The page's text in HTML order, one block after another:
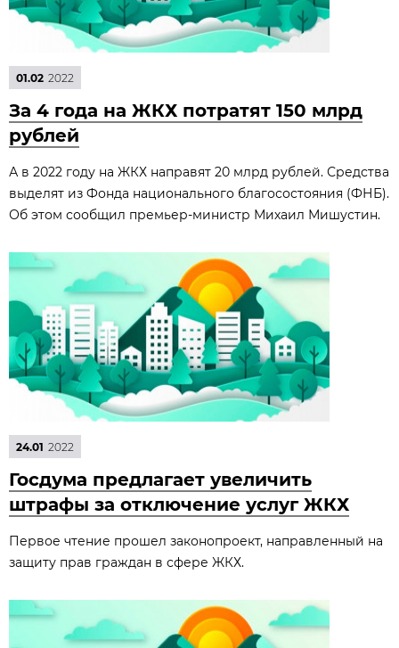
01.02 2022
За 4 года на ЖКХ потратят 150 млрд
рублей
А в 2022 году на ЖКХ направят 20 млрд рублей. Средства
выделят из Фонда национального благосостояния (ФНБ).
Об этом сообщил премьер-министр Михаил Мишустин.
24.01 2022
Госдума предлагает увеличить
штрафы за отключение услуг ЖКХ
Первое чтение прошел законопроект, направленный на
защиту прав граждан в сфере ЖКХ.